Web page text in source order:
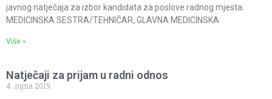
javnog natječaja za izbor kandidata za poslove radnog mjesta:
MEDICINSKA SESTRA/TEHNIČAR, GLAVNA MEDICINSKA
Više »
Natječaji za prijam u radni odnos
4. rujna 2019.